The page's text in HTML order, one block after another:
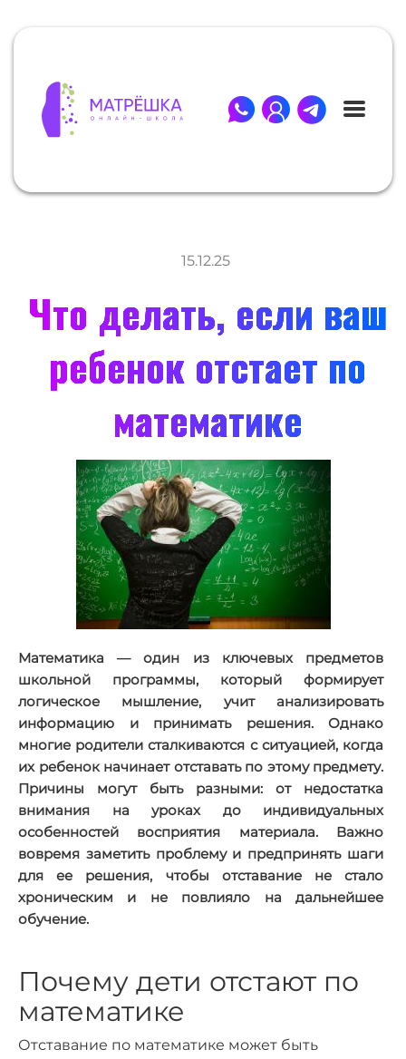
15.12.25
Что делать, если ваш
ребенок отстает по
математике
Математика — один из ключевых предметов
школьной программы, который формирует
логическое мышление, учит анализировать
информацию и принимать решения. Однако
многие родители сталкиваются с ситуацией, когда
их ребенок начинает отставать по этому предмету.
Причины могут быть разными: от недостатка
внимания на уроках до индивидуальных
особенностей восприятия материала. Важно
вовремя заметить проблему и предпринять шаги
для ее решения, чтобы отставание не стало
хроническим и не повлияло на дальнейшее
обучение.
Почему дети отстают по
математике
Отставание по математике может быть